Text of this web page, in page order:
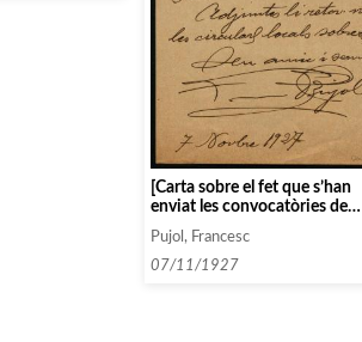
[Carta sobre el fet que s’han
enviat les convocatòries de
falten circulars per a enviar als
orfeons foranis]
Pujol, Francesc
07/11/1927